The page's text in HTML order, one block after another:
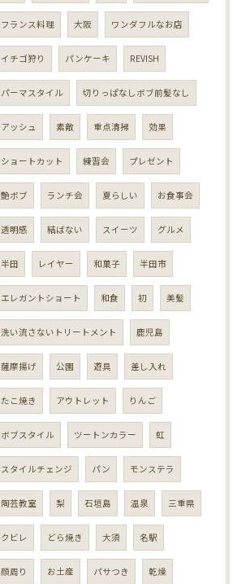
フランス料理 大阪 ワンダフルなお店
イチゴ狩り パンケーキ REVISH
パーマスタイル 切りっぱなしボブ前髪なし
アッシュ 素敵 重点清掃 効果
ショートカット 練習会 プレゼント
艶ボブ ランチ会 夏らしい お食事会
透明感 結ばない スイーツ グルメ
半田 レイヤー 和菓子 半田市
エレガントショート 和食 初 美髪
洗い流さないトリートメント 鹿児島
薩摩揚げ 公園 遊具 差し入れ
たこ焼き アウトレット りんご
ボブスタイル ツートンカラー 虹
スタイルチェンジ パン モンステラ
陶芸教室 梨 石垣島 温泉 三重県
クビレ どら焼き 大須 名駅
顔周り お土産 パサつき 乾燥